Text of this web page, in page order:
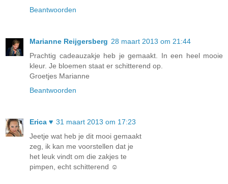
Beantwoorden
Marianne Reijgersberg 28 maart 2013 om 21:44
Prachtig cadeauzakje heb je gemaakt. In een heel mooie
kleur. Je bloemen staat er schitterend op.
Groetjes Marianne
Beantwoorden
Erica ♥ 31 maart 2013 om 17:23
Jeetje wat heb je dit mooi gemaakt
zeg, ik kan me voorstellen dat je
het leuk vindt om die zakjes te
pimpen, echt schitterend ☺